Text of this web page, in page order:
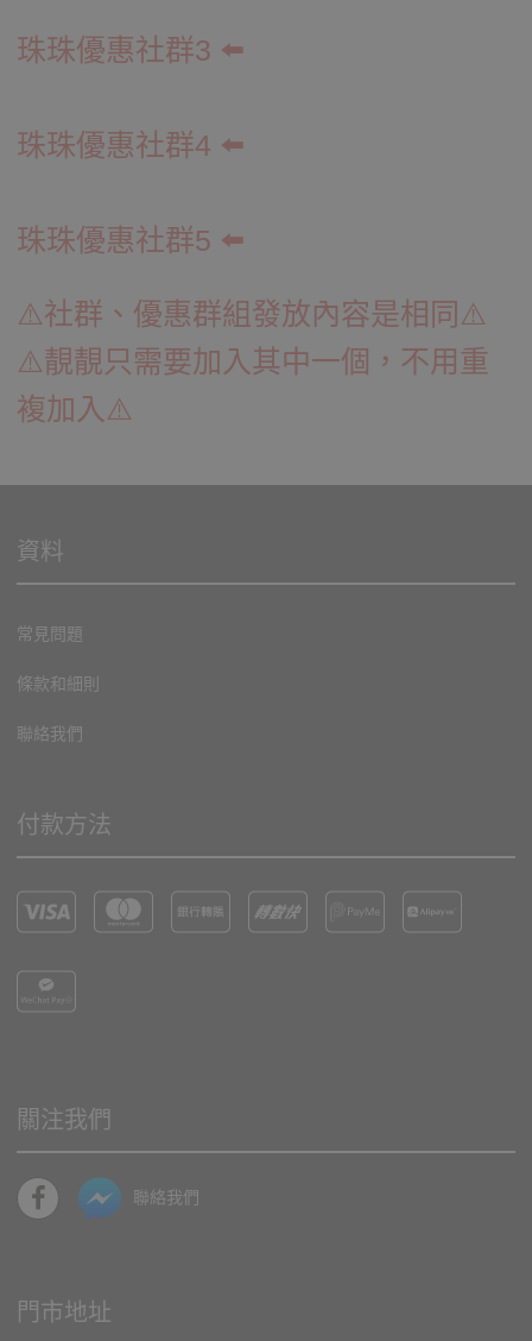
珠珠優惠社群3 ⬅️
珠珠優惠社群4 ⬅️
珠珠優惠社群5 ⬅️
⚠️社群、優惠群組發放內容是相同⚠️
⚠️靚靚只需要加入其中一個，不用重
複加入⚠️
資料
常見問題
條款和細則
聯絡我們
付款方法
關注我們
聯絡我們
門市地址